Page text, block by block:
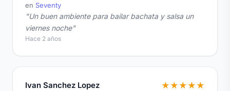
en Seventy
"Un buen ambiente para bailar bachata y salsa un
viernes noche"
Hace 2 años
Ivan Sanchez Lopez ★ ★ ★ ★ ★